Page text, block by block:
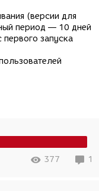
(версии для
период — 10 дней
первого запуска
377 1